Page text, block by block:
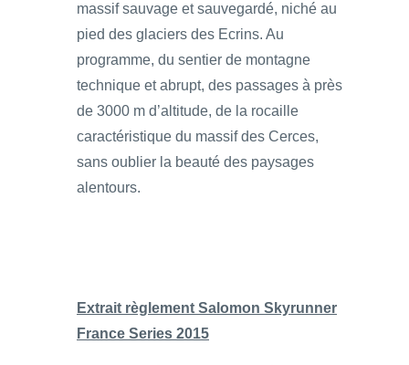
massif sauvage et sauvegardé, niché au
pied des glaciers des Ecrins. Au
programme, du sentier de montagne
technique et abrupt, des passages à près
de 3000 m d’altitude, de la rocaille
caractéristique du massif des Cerces,
sans oublier la beauté des paysages
alentours.
Extrait règlement Salomon Skyrunner
France Series 2015